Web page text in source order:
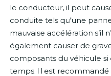
le conducteur, il peut
conduite tels qu’une
mauvaise accélération s’il
également causer de
composants du véhicule si
temps. Il est